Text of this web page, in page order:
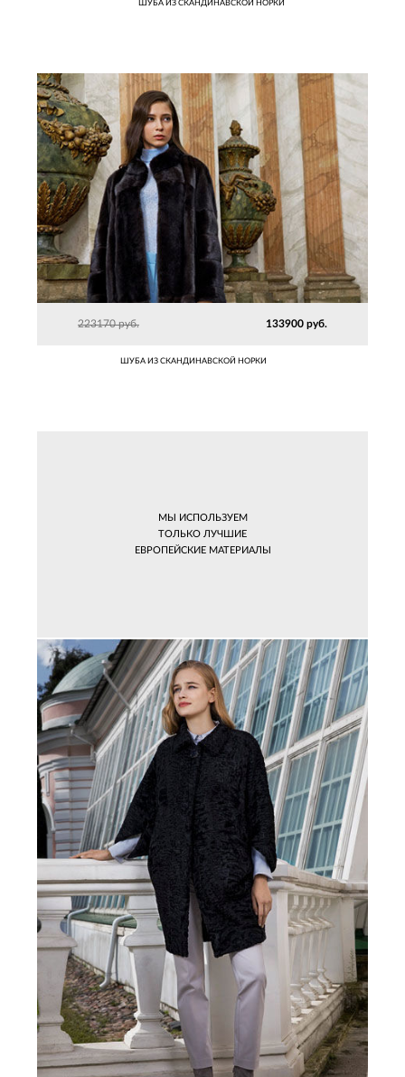
ШУБА ИЗ СКАНДИНАВСКОЙ НОРКИ
ШУБА ИЗ СКАНДИНАВСКОЙ НОРКИ
223170 руб. 133900 руб.
МЫ ИСПОЛЬЗУЕМ
ТОЛЬКО ЛУЧШИЕ
ЕВРОПЕЙСКИЕ МАТЕРИАЛЫ